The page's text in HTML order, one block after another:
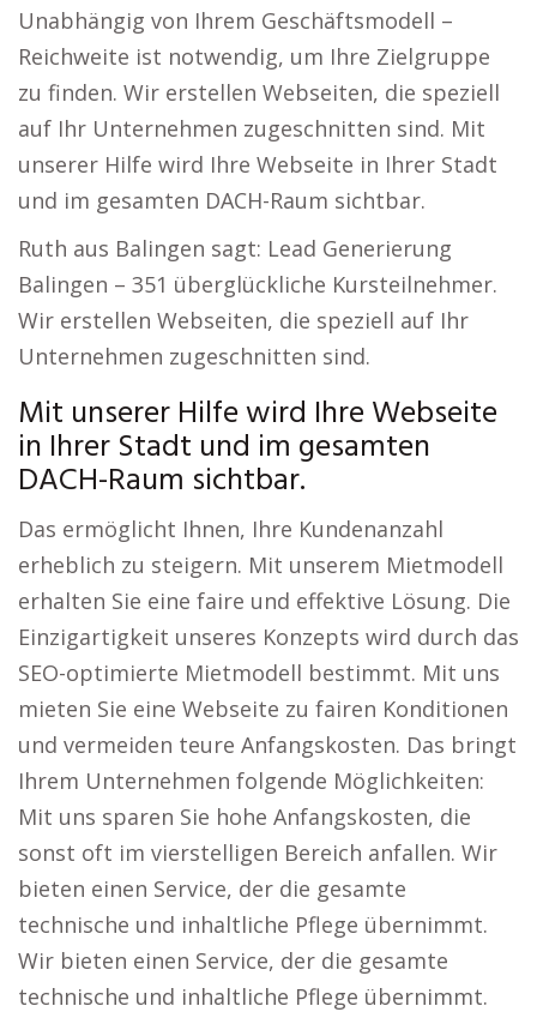
Unabhängig von Ihrem Geschäftsmodell –
Reichweite ist notwendig, um Ihre Zielgruppe
zu finden. Wir erstellen Webseiten, die speziell
auf Ihr Unternehmen zugeschnitten sind. Mit
unserer Hilfe wird Ihre Webseite in Ihrer Stadt
und im gesamten DACH-Raum sichtbar.
Ruth aus Balingen sagt: Lead Generierung
Balingen – 351 überglückliche Kursteilnehmer.
Wir erstellen Webseiten, die speziell auf Ihr
Unternehmen zugeschnitten sind.
Mit unserer Hilfe wird Ihre Webseite
in Ihrer Stadt und im gesamten
DACH-Raum sichtbar.
Das ermöglicht Ihnen, Ihre Kundenanzahl
erheblich zu steigern. Mit unserem Mietmodell
erhalten Sie eine faire und effektive Lösung. Die
Einzigartigkeit unseres Konzepts wird durch das
SEO-optimierte Mietmodell bestimmt. Mit uns
mieten Sie eine Webseite zu fairen Konditionen
und vermeiden teure Anfangskosten. Das bringt
Ihrem Unternehmen folgende Möglichkeiten:
Mit uns sparen Sie hohe Anfangskosten, die
sonst oft im vierstelligen Bereich anfallen. Wir
bieten einen Service, der die gesamte
technische und inhaltliche Pflege übernimmt.
Wir bieten einen Service, der die gesamte
technische und inhaltliche Pflege übernimmt.